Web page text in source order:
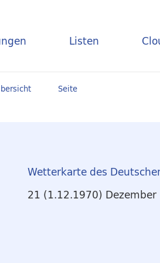
Listen
Seite
Wetterkarte des
21 (1.12.1970) Dezember